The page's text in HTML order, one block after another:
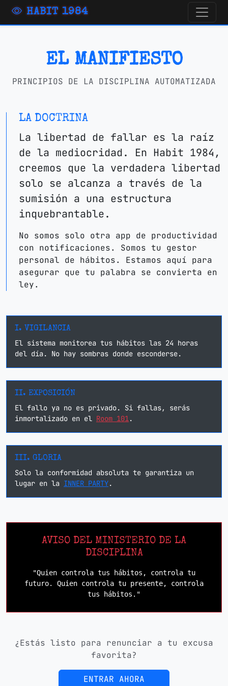
HABIT 1984
EL MANIFIESTO
PRINCIPIOS DE LA DISCIPLINA AUTOMATIZADA
LA DOCTRINA
La libertad de fallar es la raíz
de la mediocridad. En Habit 1984 ,
creemos que la verdadera libertad
solo se alcanza a través de la
sumisión a una estructura
inquebrantable.
No somos solo otra app de productividad
con notificaciones. Somos tu gestor
personal de hábitos. Estamos aquí para
asegurar que tu palabra se convierta en
ley.
I. VIGILANCIA
El sistema monitorea tus hábitos las 24 horas
del día. No hay sombras donde esconderse.
II. EXPOSICIÓN
El fallo ya no es privado. Si fallas, serás
inmortalizado en el Room 101.
III. GLORIA
Solo la conformidad absoluta te garantiza un
lugar en la INNER PARTY.
AVISO DEL MINISTERIO DE LA
DISCIPLINA
"Quien controla tus hábitos, controla tu
futuro. Quien controla tu presente, controla
tus hábitos."
¿Estás listo para renunciar a tu excusa
favorita?
ENTRAR AHORA